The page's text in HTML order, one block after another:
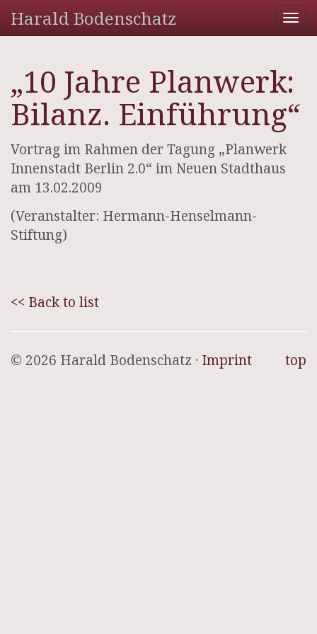
Harald Bodenschatz
„10 Jahre Planwerk:
Bilanz. Einführung“
Vortrag im Rahmen der Tagung „Planwerk
Innenstadt Berlin 2.0“ im Neuen Stadthaus
am 13.02.2009
(Veranstalter: Hermann-Henselmann-
Stiftung)
<< Back to list
top
© 2026 Harald Bodenschatz · Imprint